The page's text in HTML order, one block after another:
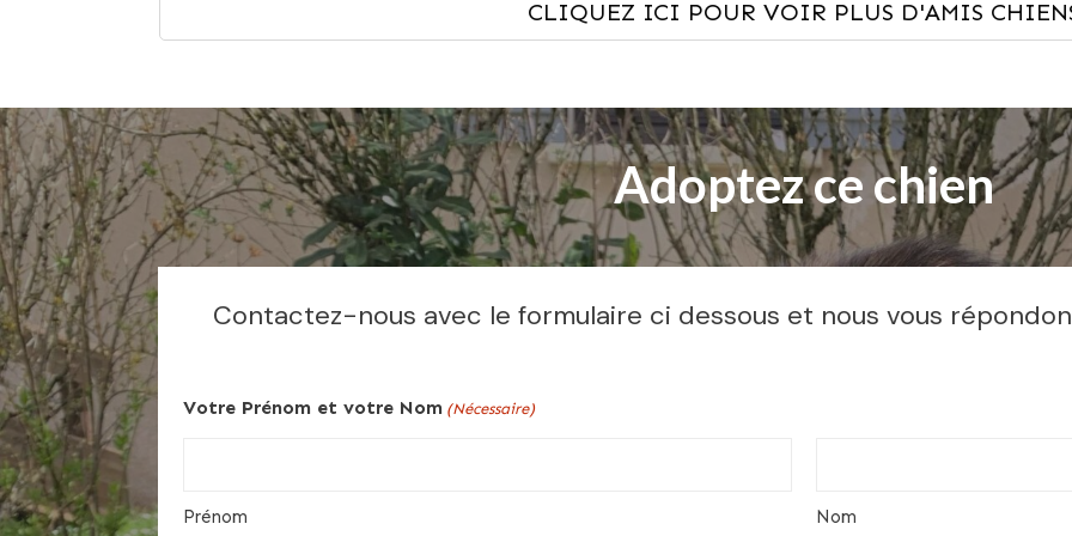
CLIQUEZ ICI POUR VOIR PLUS D'AMIS
Adoptez ce chien
Contactez-nous avec le formulaire ci dessous et nous vous
Votre Prénom et votre Nom (Nécessaire)
Prénom Nom